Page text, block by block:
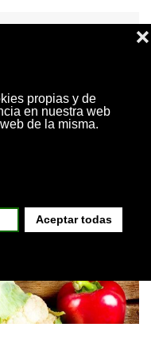
MI CUENTA